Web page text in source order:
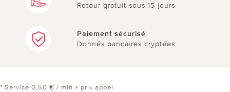
Retour gratuit sous 15 jours
Paiement sécurisé
Donnés bancaires cryptées
* Service 0,50 € / min + prix appel